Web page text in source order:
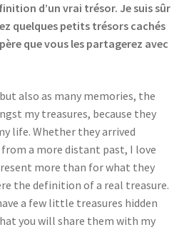
d’un vrai trésor. Je suis sûr
quelques petits trésors cachés
que vous les partagerez avec
also as many memories, the
my treasures, because they
life. Whether they arrived
a more distant past, I love
more than for what they
the definition of a real treasure.
a few little treasures hidden
you will share them with my